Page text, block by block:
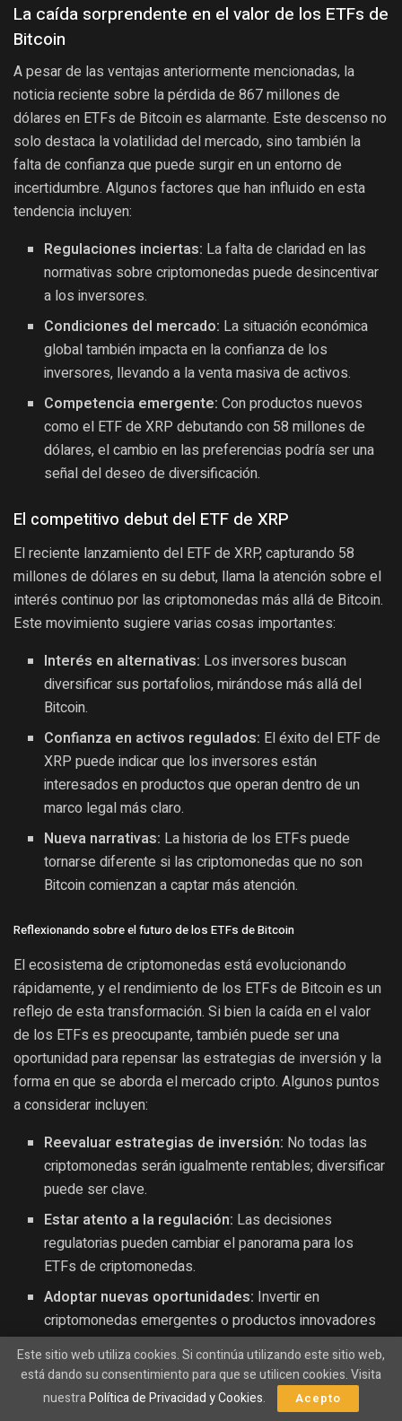
La caída sorprendente en el valor de los ETFs de
Bitcoin
A pesar de las ventajas anteriormente mencionadas, la
noticia reciente sobre la pérdida de 867 millones de
dólares en ETFs de Bitcoin es alarmante. Este descenso no
solo destaca la volatilidad del mercado, sino también la
falta de confianza que puede surgir en un entorno de
incertidumbre. Algunos factores que han influido en esta
tendencia incluyen:
Regulaciones inciertas: La falta de claridad en las
normativas sobre criptomonedas puede desincentivar
a los inversores.
Condiciones del mercado: La situación económica
global también impacta en la confianza de los
inversores, llevando a la venta masiva de activos.
Competencia emergente: Con productos nuevos
como el ETF de XRP debutando con 58 millones de
dólares, el cambio en las preferencias podría ser una
señal del deseo de diversificación.
El competitivo debut del ETF de XRP
El reciente lanzamiento del ETF de XRP, capturando 58
millones de dólares en su debut, llama la atención sobre el
interés continuo por las criptomonedas más allá de Bitcoin.
Este movimiento sugiere varias cosas importantes:
Interés en alternativas: Los inversores buscan
diversificar sus portafolios, mirándose más allá del
Bitcoin.
Confianza en activos regulados: El éxito del ETF de
XRP puede indicar que los inversores están
interesados en productos que operan dentro de un
marco legal más claro.
Nueva narrativas: La historia de los ETFs puede
tornarse diferente si las criptomonedas que no son
Bitcoin comienzan a captar más atención.
Reflexionando sobre el futuro de los ETFs de Bitcoin
El ecosistema de criptomonedas está evolucionando
rápidamente, y el rendimiento de los ETFs de Bitcoin es un
reflejo de esta transformación. Si bien la caída en el valor
de los ETFs es preocupante, también puede ser una
oportunidad para repensar las estrategias de inversión y la
forma en que se aborda el mercado cripto. Algunos puntos
a considerar incluyen:
Reevaluar estrategias de inversión: No todas las
criptomonedas serán igualmente rentables; diversificar
puede ser clave.
Estar atento a la regulación: Las decisiones
regulatorias pueden cambiar el panorama para los
ETFs de criptomonedas.
Adoptar nuevas oportunidades: Invertir en
criptomonedas emergentes o productos innovadores
puede ofrecer un nuevo camino hacia el crecimiento.
En conclusión, la situación de los ETFs de Bitcoin nos
recuerda la naturaleza volátil y dinámica del mercado de
Este sitio web utiliza cookies. Si continúa utilizando este sitio web,
está dando su consentimiento para que se utilicen cookies. Visita
nuestraPolítica de Privacidad y Cookies. Acepto